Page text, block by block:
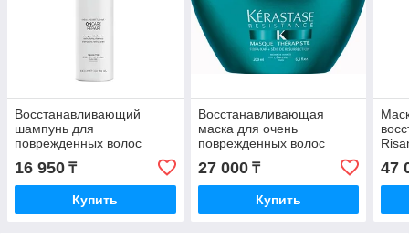
Восстанавливающий
шампунь для
поврежденных волос
REPAIR SHAMPOO
Selective Professional 1000
мл.
16 950 ₸
Купить
Восстанавливающая
маска для очень
поврежденных волос
Kerastase Resistance
Therapiste Masque 200
мл.
27 000₸
Купить
47